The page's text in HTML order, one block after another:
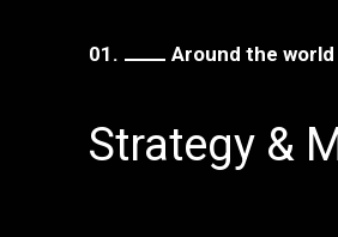
01. Around the world
Strategy &